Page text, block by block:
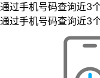
通过手机号码查询近3
通过手机号码查询近3